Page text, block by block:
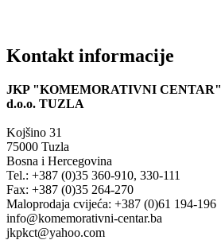
Kontakt informacije
JKP "KOMEMORATIVNI CENTAR"
d.o.o. TUZLA
Kojšino 31
75000 Tuzla
Bosna i Hercegovina
Tel.: +387 (0)35 360-910, 330-111
Fax: +387 (0)35 264-270
Maloprodaja cvijeća: +387 (0)61 194-196
info@komemorativni-centar.ba
jkpkct@yahoo.com